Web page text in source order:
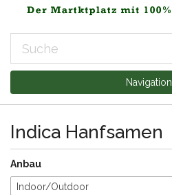
Navigation
Indica Hanfsamen
Anbau
Indoor/Outdoor